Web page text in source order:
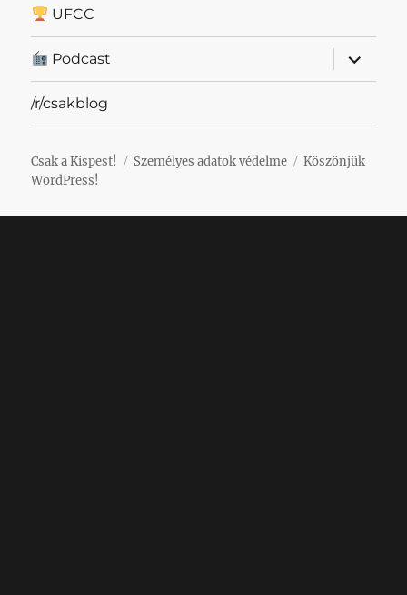
UFCC
Podcast
almenü
/r/csakblog
Csak a Kispest! Személyes adatok védelme
Köszönjük
WordPress!